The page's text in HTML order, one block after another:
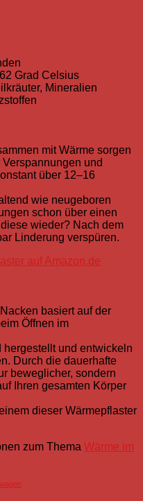
Grad Celsius
Mineralien
mit Wärme sorgen
und
über 12–16
wie neugeboren
schon über einen
wieder? Nach dem
Linderung verspüren.
auf Amazon.de
basiert auf der
Öffnen im
und entwickeln
Durch die dauerhafte
beweglicher, sondern
Ihren gesamten Körper
dieser Wärmepflaster
zum Thema Wärme im